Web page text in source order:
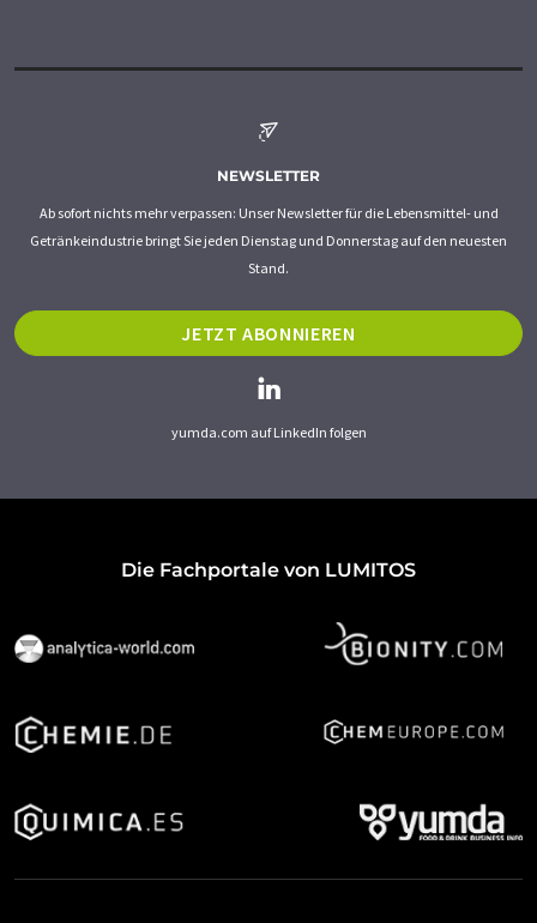
NEWSLETTER
Ab sofort nichts mehr verpassen: Unser Newsletter für die Lebensmittel- und
Getränkeindustrie bringt Sie jeden Dienstag und Donnerstag auf den neuesten
Stand.
JETZT ABONNIEREN
yumda.com auf LinkedIn folgen
Die Fachportale von LUMITOS